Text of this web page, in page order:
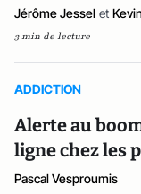
Jérôme Jessel et
3 min de lecture
ADDICTION
Alerte au
ligne chez les
Pascal Vesproumis